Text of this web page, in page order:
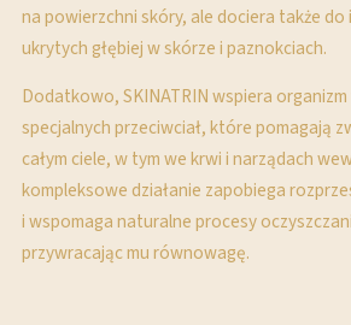
na powierzchni skóry, ale dociera także
ukrytych głębiej w skórze i paznokciach.
Dodatkowo, SKINATRIN wspiera
specjalnych przeciwciał, które pomagają
całym ciele, w tym we krwi i narządach
kompleksowe działanie zapobiega
i wspomaga naturalne procesy
przywracając mu równowagę.